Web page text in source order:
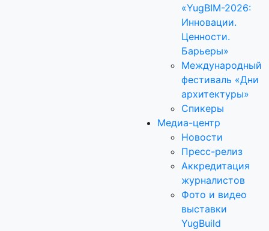
«YugBIM-2026:
Инновации.
Ценности.
Барьеры»
Международный
фестиваль «Дни
архитектуры»
Спикеры
Медиа-центр
Новости
Пресс-релиз
Аккредитация
журналистов
Фото и видео
выставки
YugBuild